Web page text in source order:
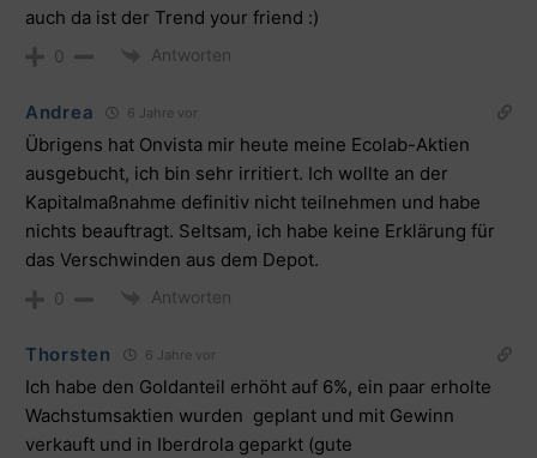
auch da ist der Trend your friend :)
0 Antworten
Andrea 6 Jahre vor
Übrigens hat Onvista mir heute meine Ecolab-Aktien
ausgebucht, ich bin sehr irritiert. Ich wollte an der
Kapitalmaßnahme definitiv nicht teilnehmen und habe
nichts beauftragt. Seltsam, ich habe keine Erklärung für
das Verschwinden aus dem Depot.
0 Antworten
Thorsten 6 Jahre vor
Ich habe den Goldanteil erhöht auf 6%, ein paar erholte
Wachstumsaktien wurden geplant und mit Gewinn
verkauft und in Iberdrola geparkt (gute